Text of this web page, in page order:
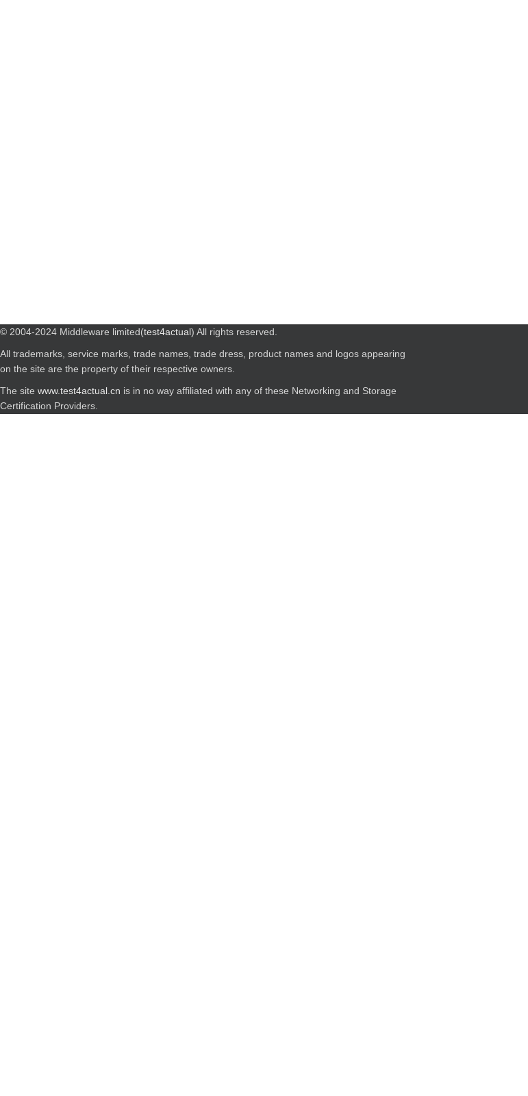
© 2004-2024 Middleware limited(test4actual) All rights reserved.
All trademarks, service marks, trade names, trade dress, product names and logos appearing
on the site are the property of their respective owners.
The site www.test4actual.cn is in no way affiliated with any of these Networking and Storage
Certification Providers.